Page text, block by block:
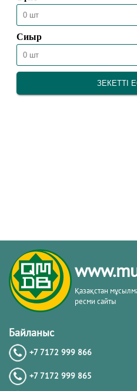
Қазақстан
ресми сайты
Байланыс
+7 7172 999 866
+7 7172 999 865